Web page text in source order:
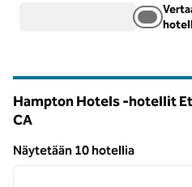
Hampton Hotels -hotellit
CA
Näytetään 10 hotellia
Näytetään 10 hotellia
1/12